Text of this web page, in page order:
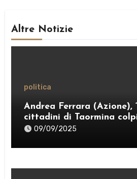
Altre Notizie
politica
Andrea Ferrara (Azione),
cittadini di Taormina
dall’ordinanza sui rifiuti;
PRT”
09/09/2025